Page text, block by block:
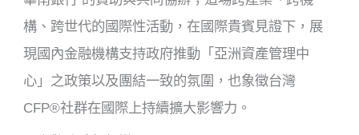
構、跨世代的國際性活動，在國際貴賓見證下，展
現國內金融機構支持政府推動「亞洲資產管理中
心」之政策以及團結一致的氛圍，也象徵台灣
CFP®社群在國際上持續擴大影響力。